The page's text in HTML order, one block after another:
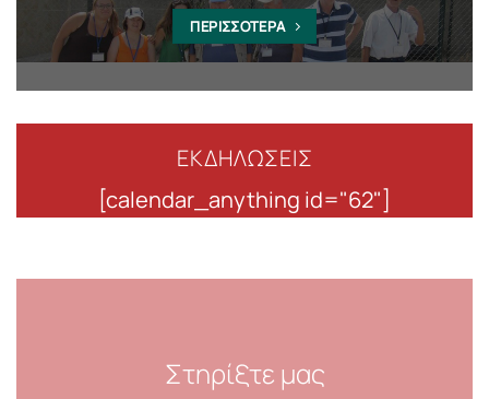
ΠΕΡΙΣΣΟΤΕΡΑ
ΕΚΔΗΛΩΣΕΙΣ
[calendar_anything id="62"]
Στηρίξτε μας